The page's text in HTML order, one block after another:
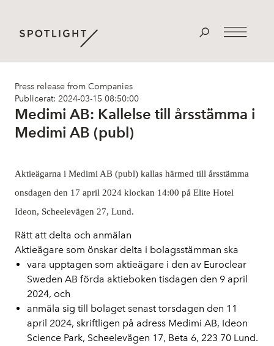
Press release from Companies
Publicerat: 2024-03-15 08:50:00
Medimi AB: Kallelse till årsstämma i
Medimi AB (publ)
Aktieägarna i Medimi AB (publ) kallas härmed till årsstämma
onsdagen den 17 april 2024 klockan 14:00 på Elite Hotel
Ideon, Scheelevägen 27, Lund.
Rätt att delta och anmälan
Aktieägare som önskar delta i bolagsstämman ska
vara upptagen som aktieägare i den av Euroclear
Sweden AB förda aktieboken tisdagen den 9 april
2024, och
anmäla sig till bolaget senast torsdagen den 11
april 2024, skriftligen på adress Medimi AB, Ideon
Science Park, Scheelevägen 17, Beta 6, 223 70 Lund.